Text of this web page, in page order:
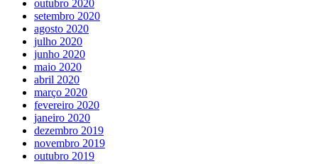
outubro 2020
setembro 2020
agosto 2020
julho 2020
junho 2020
maio 2020
abril 2020
março 2020
fevereiro 2020
janeiro 2020
dezembro 2019
novembro 2019
outubro 2019